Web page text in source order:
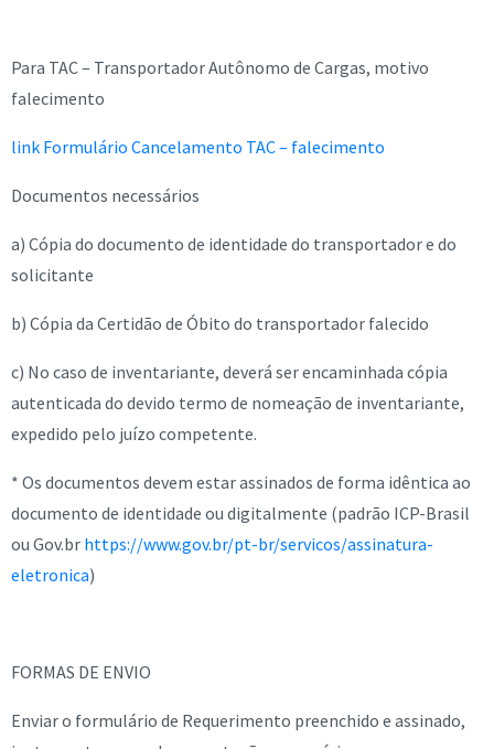
Para TAC – Transportador Autônomo de Cargas, motivo
falecimento
link Formulário Cancelamento TAC – falecimento
Documentos necessários
a) Cópia do documento de identidade do transportador e do
solicitante
b) Cópia da Certidão de Óbito do transportador falecido
c) No caso de inventariante, deverá ser encaminhada cópia
autenticada do devido termo de nomeação de inventariante,
expedido pelo juízo competente.
* Os documentos devem estar assinados de forma idêntica ao
documento de identidade ou digitalmente (padrão ICP-Brasil
ou Gov.br https://www.gov.br/pt-br/servicos/assinatura-
eletronica)
FORMAS DE ENVIO
Enviar o formulário de Requerimento preenchido e assinado,